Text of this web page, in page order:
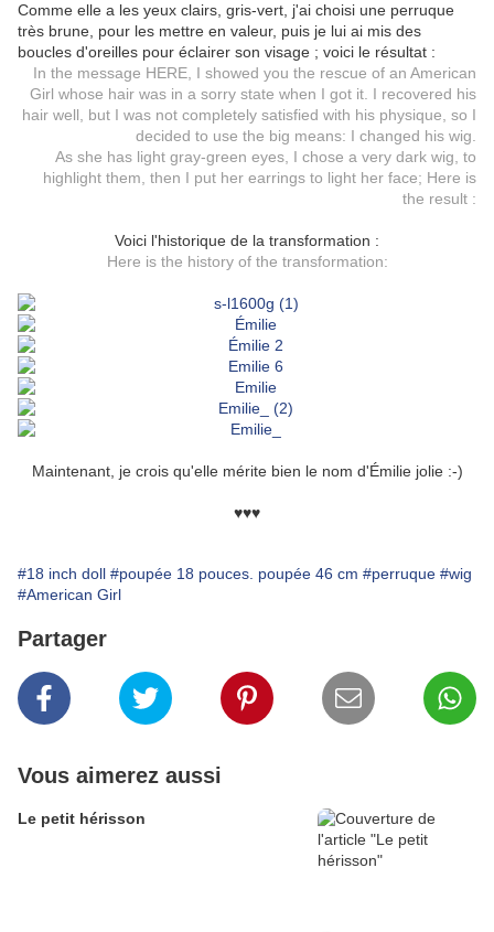
Comme elle a les yeux clairs, gris-vert, j'ai choisi une perruque
très brune, pour les mettre en valeur, puis je lui ai mis des
boucles d'oreilles pour éclairer son visage ; voici le résultat :
In the message HERE , I showed you the rescue of an American
Girl whose hair was in a sorry state when I got it. I recovered his
hair well, but I was not completely satisfied with his physique, so I
decided to use the big means: I changed his wig.
As she has light gray-green eyes, I chose a very dark wig, to
highlight them, then I put her earrings to light her face; Here is
the result :
Voici l'historique de la transformation :
Here is the history of the transformation:
Maintenant, je crois qu'elle mérite bien le nom d'Émilie jolie :-)
♥♥♥
#18 inch doll #poupée 18 pouces. poupée 46 cm #perruque #wig
#American Girl
Partager
Vous aimerez aussi
Le petit hérisson